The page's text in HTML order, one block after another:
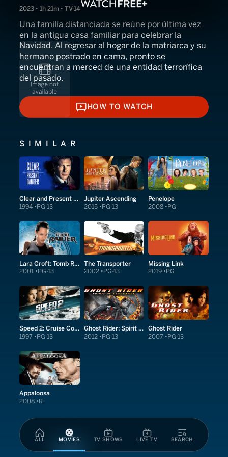
ALL MOVIES TV SHOWS LIVE TV SEARCH
2023 • 1h 21m • TV-14
Una familia distanciada se reúne por última vez
en la antigua casa familiar para celebrar la
Navidad. Al regresar al hogar de la matriarca y su
hermano postrado en cama, pronto se
encuentran a merced de una entidad terrorífica
del pasado.
HOW TO WATCH
HOW TO WATCH
SIMILAR
Clear and Present Danger
1994 PG-13
Jupiter Ascending
2015 PG-13
Penelope
2008 PG
Lara Croft: Tomb Raider
2001 PG-13
The Transporter
2002 PG-13
Missing Link
2019 PG
Speed 2: Cruise Control
1997 PG-13
Ghost Rider: Spirit of Vengeance
2012 PG-13
Ghost Rider
2007 PG-13
Appaloosa
2008 R